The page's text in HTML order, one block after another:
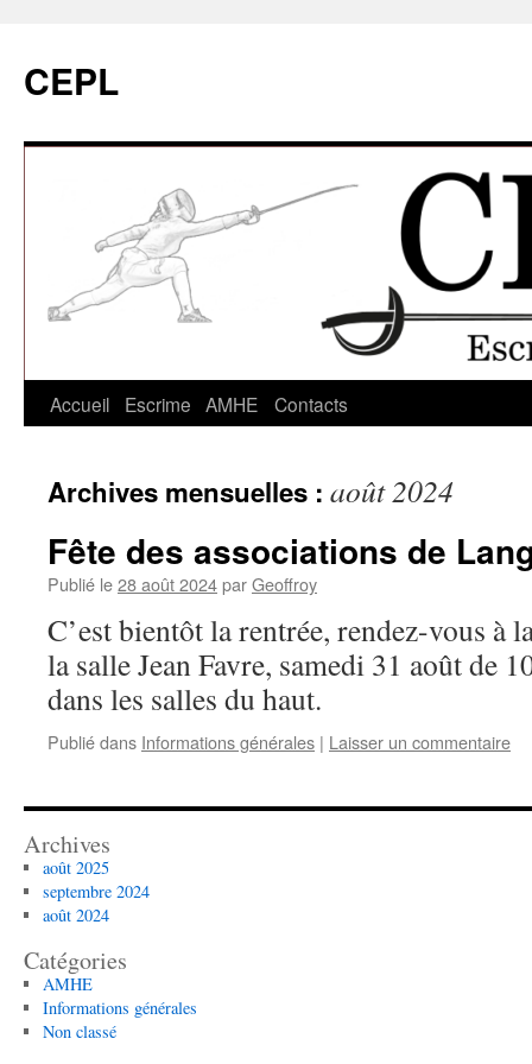
CEPL
Aller
contenu
Accueil Escrime AMHE Contacts
Archives mensuelles : août 2024
Fête des associations de
Publié le28 août 2024parGeoffroy
C’est bientôt la rentrée, rendez-vous à
la salle Jean Favre, samedi 31 août de
dans les salles du haut.
Publié dans Informations générales | Laisser un commentaire
Archives
août 2025
septembre 2024
août 2024
Catégories
AMHE
Informations générales
Non classé